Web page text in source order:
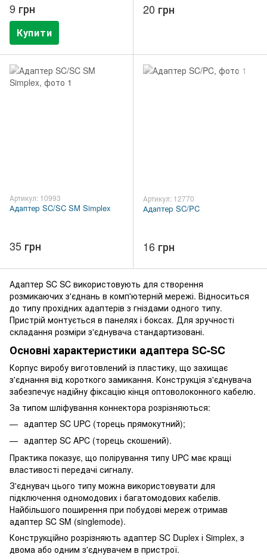
9 грн
Купити
20 грн
Артикул: 10993
Адаптер SC/SC SM Simplex
35 грн
Артикул: 12770
Адаптер SC/PC
16 грн
Адаптер SC SC використовують для створення
розмикаючих з'єднань в комп'ютерній мережі. Відноситься
до типу прохідних адаптерів з гніздами одного типу.
Пристрій монтується в панелях і боксах. Для зручності
складання розміри з'єднувача стандартизовані.
Основні характеристики адаптера SC-SC
Корпус виробу виготовлений із пластику, що захищає
з'єднання від короткого замикання. Конструкція з'єднувача
забезпечує надійну фіксацію кінця оптоволоконного кабелю.
За типом шліфування коннектора розрізняються:
адаптер SC UPC (торець прямокутний);
адаптер SC APC (торець скошений).
Практика показує, що полірування типу UPC має кращі
властивості передачі сигналу.
З'єднувач цього типу можна використовувати для
підключення одномодових і багатомодових кабелів.
Найбільшого поширення при побудові мереж отримав
адаптер SC SM (singlemode).
Конструкційно розрізняють адаптер SC Duplex і Simplex, з
двома або одним з'єднувачем в пристрої.